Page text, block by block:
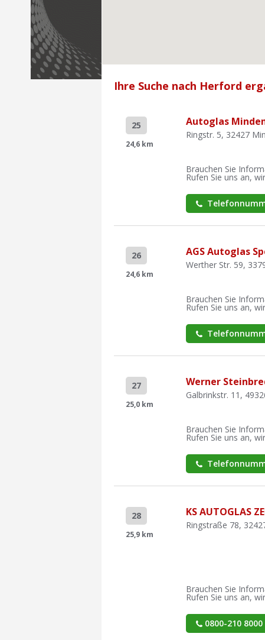
Ihre Suche nach Herford
25
24,6 km
Autoglas
Ringstr. 5, 32427
Brauchen Sie
Rufen Sie uns an,
26
24,6 km
AGS Autoglas
Werther Str. 59,
Brauchen Sie
Rufen Sie uns an,
27
25,0 km
Werner
Galbrinkstr. 11,
Brauchen Sie
Rufen Sie uns an,
28
25,9 km
KS AUTOGLAS
Ringstraße 78,
Brauchen Sie
Rufen Sie uns an,
0800-210 8000